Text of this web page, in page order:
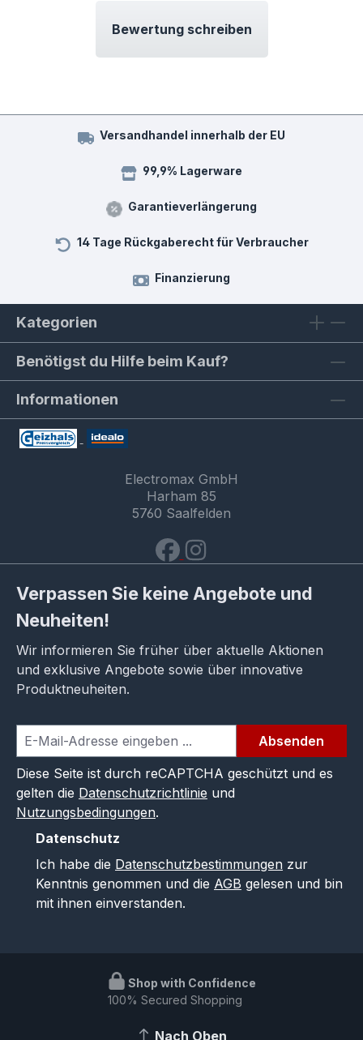
Bewertung schreiben
Versandhandel innerhalb der EU
99,9% Lagerware
Garantieverlängerung
14 Tage Rückgaberecht für Verbraucher
Finanzierung
Kategorien
Benötigst du Hilfe beim Kauf?
Informationen
Electromax GmbH
Harham 85
5760 Saalfelden
Verpassen Sie keine Angebote und
Neuheiten!
Wir informieren Sie früher über aktuelle Aktionen
und exklusive Angebote sowie über innovative
Produktneuheiten.
Absenden
Diese Seite ist durch reCAPTCHA geschützt und es
gelten die Datenschutzrichtlinie und
Nutzungsbedingungen.
Datenschutz
Ich habe die Datenschutzbestimmungen zur
Kenntnis genommen und die AGB gelesen und bin
mit ihnen einverstanden.
Shop with Confidence
100% Secured Shopping
Nach Oben